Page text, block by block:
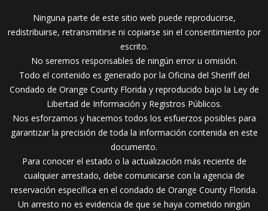
Ninguna parte de este sitio web puede reproducirse,
redistribuirse, retransmitirse ni copiarse sin el consentimiento por
escrito.
No seremos responsables de ningún error u omisión.
Todo el contenido es generado por la Oficina del Sheriff del
Condado de Orange County Florida y reproducido bajo la Ley de
Libertad de Información y Registros Públicos.
Nos esforzamos y hacemos todos los esfuerzos posibles para
garantizar la precisión de toda la información contenida en este
documento.
Para conocer el estado o la actualización más reciente de
cualquier arrestado, debe comunicarse con la agencia de
reservación específica en el condado de Orange County Florida.
Un arresto no es evidencia de que se haya cometido ningún